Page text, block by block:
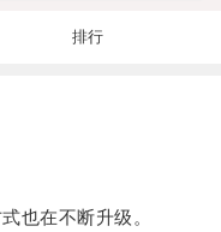
排行
在不断升级。